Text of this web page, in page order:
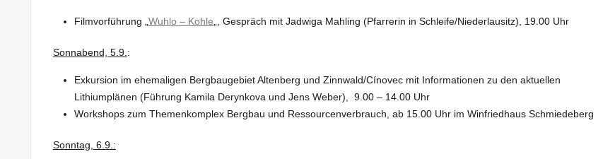
Filmvorführung „ Wuhlo – Kohle „, Gespräch mit Jadwiga Mahling (Pfarrerin in Schleife/Niederlausitz), 19.00 Uhr
Sonnabend, 5.9. :
Exkursion im ehemaligen Bergbaugebiet Altenberg und Zinnwald/Cínovec mit Informationen zu den aktuellen
Lithiumplänen (Führung Kamila Derynkova und Jens Weber), 9.00 – 14.00 Uhr
Workshops zum Themenkomplex Bergbau und Ressourcenverbrauch, ab 15.00 Uhr im Winfriedhaus Schmiedeberg
Sonntag, 6.9.: